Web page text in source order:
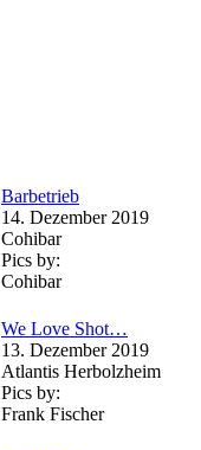
Barbetrieb
14. Dezember 2019
Cohibar
Pics by:
Cohibar
We Love Shot…
13. Dezember 2019
Atlantis Herbolzheim
Pics by:
Frank Fischer